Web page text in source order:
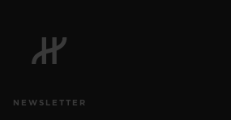
NEWSLETTER